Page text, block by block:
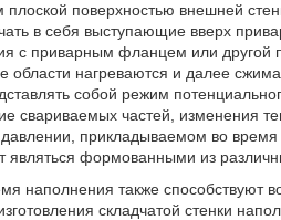
поверхностью внешней
в себя выступающие вверх
с приварным фланцем или другой
области нагреваются и далее
собой режим
свариваемых частей, изменения
прикладываемом во время
являться формованными из
наполнения также способствуют
складчатой стенки